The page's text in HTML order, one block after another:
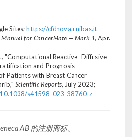
Sites;https://cfdnova.unibas.it
Manual for CancerMate — Mark 1, Apr.
"Computational Reactive–Diffusive
and Prognosis
Patients with Breast Cancer
Scientific Reports, July 2023;
s41598-023-38760-z
AB 的注册商标。